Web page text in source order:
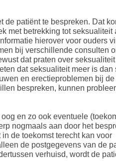
patiënt te bespreken. Dat
met betrekking tot seksualiteit
hierover voor ouders
bij verschillende consulten
dat praten over seksualiteit
dat seksualiteit meer is dan
en erectieproblemen bij de
bespreken, kunnen
en zo ook eventuele
nogmaals aan door het
de toekomst terecht kan voor
de postgegevens van de
verhuisd, wordt de